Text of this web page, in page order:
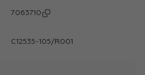
7063710
C12535-105/R001